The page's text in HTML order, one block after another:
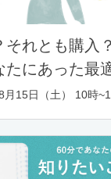
それとも購入
たにあった最
月15日（土） 10時